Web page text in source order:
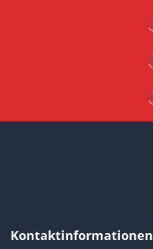
Kontaktinformationen